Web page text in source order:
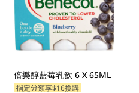
倍樂醇藍莓乳飲 6 X 65ML
指定分類享$16換購